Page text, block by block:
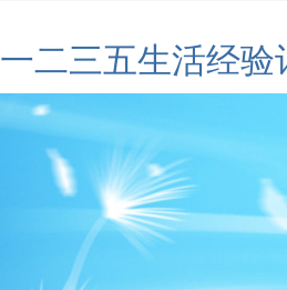
一二三五生活经验